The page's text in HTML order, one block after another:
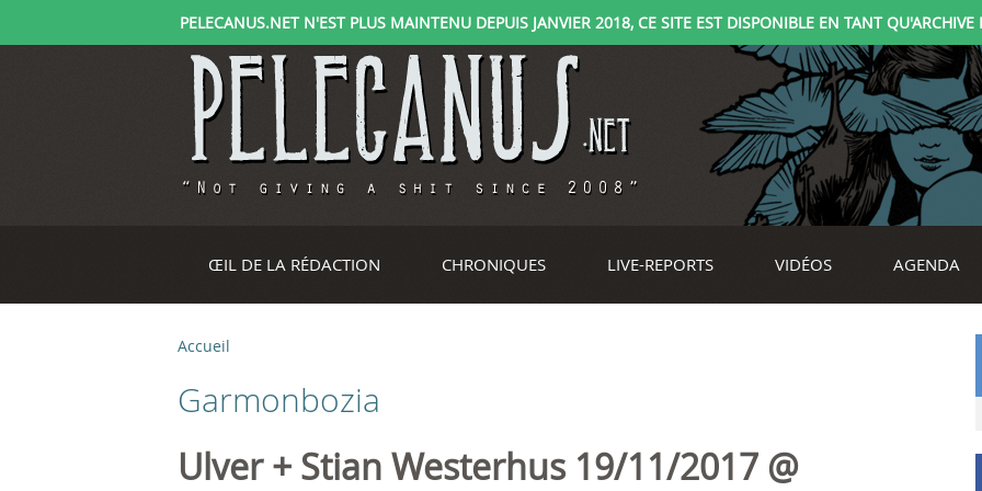
PELECANUS.NET N'EST PLUS MAINTENU DEPUIS JANVIER 2018, CE SITE EST DISPONIBLE EN TANT
ŒIL DE LA RÉDACTION CHRONIQUES LIVE-REPORTS VIDÉOS AGENDA
V
o
u
Accueil
Garmonbozia
Ulver + Stian Westerhus 19/11/2017 @